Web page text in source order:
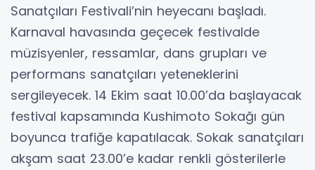
Sanatçıları Festivali’nin heyecanı başladı.
Karnaval havasında geçecek festivalde
müzisyenler, ressamlar, dans grupları ve
performans sanatçıları yeteneklerini
sergileyecek. 14 Ekim saat 10.00’da başlayacak
festival kapsamında Kushimoto Sokağı gün
boyunca trafiğe kapatılacak. Sokak sanatçıları
akşam saat 23.00’e kadar renkli gösterilerle